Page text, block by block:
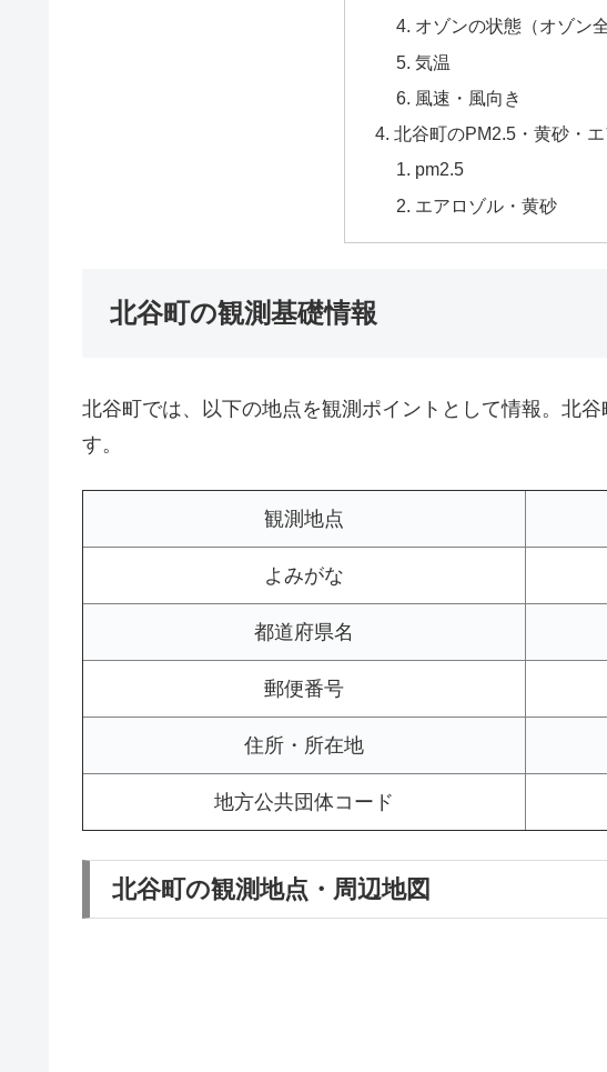
オゾンの状態（オゾン全
気温
風速・風向き
北谷町のPM2.5・黄砂・
pm2.5
エアロゾル・黄砂
北谷町の観測基礎情報
北谷町では、以下の地点を観測ポイントとして情報。北
す。
観測地点
よみがな
都道府県名
郵便番号
住所・所在地
地方公共団体コード
北谷町の観測地点・周辺地図